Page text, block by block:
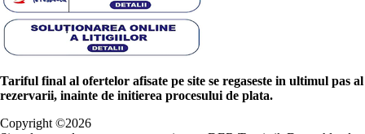
Tariful final al ofertelor afisate pe site se regaseste in ultimul pas al
rezervarii, inainte de initierea procesului de plata.
Copyright ©2026